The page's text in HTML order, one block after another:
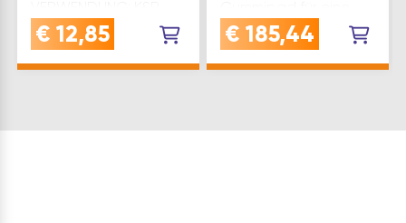
Terrassenlager MICRO
Standard zur
€ 12,85
gedämmte und
rutschfeste Auflage
€ 185,44